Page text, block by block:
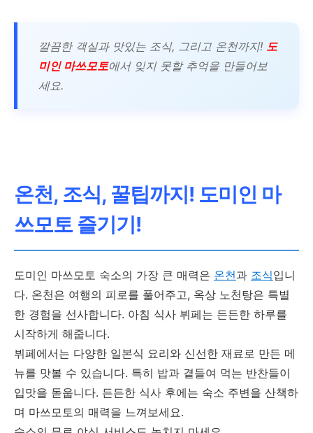
깔끔한 객실과 맛있는 조식, 그리고 온천까지! 도
미인 마쓰모토에서 잊지 못할 추억을 만들어보
세요.
온천, 조식, 꿀팁까지! 도미인 마
쓰모토 즐기기!
도미인 마쓰모토 숙소의 가장 큰 매력은 온천과 조식입니
다. 온천은 여행의 피로를 풀어주고, 옥상 노천탕은 특별
한 경험을 선사합니다. 아침 식사 뷔페는 든든한 하루를
시작하게 해줍니다.
뷔페에서는 다양한 일본식 요리와 신선한 재료로 만든 메
뉴를 맛볼 수 있습니다. 특히 밥과 곁들여 먹는 반찬들이
입맛을 돋웁니다. 든든한 식사 후에는 숙소 주변을 산책하
며 마쓰모토의 매력을 느껴보세요.